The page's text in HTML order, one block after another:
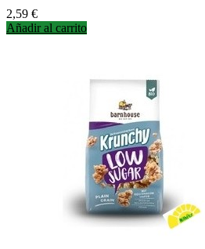
Precio
2,59 €
Añadir al carrito